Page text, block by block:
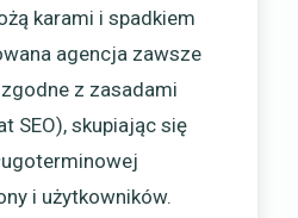
karami i spadkiem
agencja zawsze
z zasadami
SEO), skupiając się
i użytkowników.